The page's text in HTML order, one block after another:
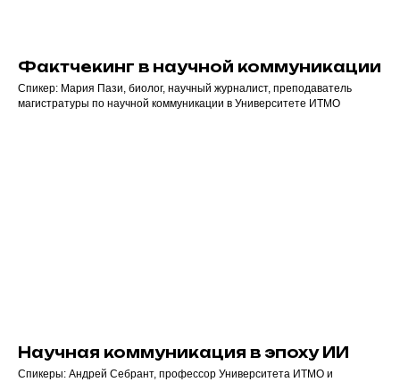
Фактчекинг в научной коммуникации
Спикер: Мария Пази, биолог, научный журналист, преподаватель
магистратуры по научной коммуникации в Университете ИТМО
Научная коммуникация в эпоху ИИ
Спикеры: Андрей Себрант, профессор Университета ИТМО и